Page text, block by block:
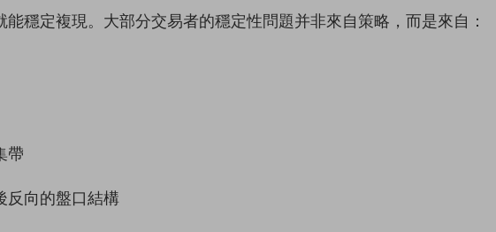
穩定複現。大部分交易者的穩定性問題并非來自策略，而是來自：
帶
反向的盤口結構